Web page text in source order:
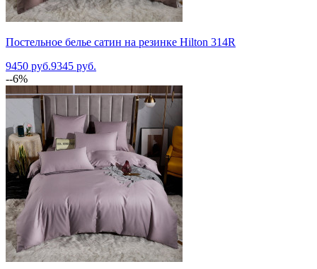
Постельное белье сатин на резинке Hilton 314R
9450 руб.9345 руб.
--6%